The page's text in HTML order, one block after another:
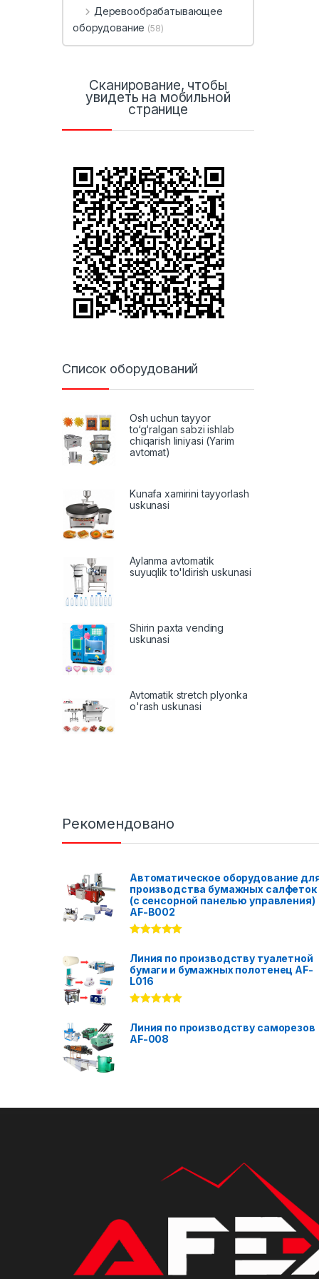
Деревообрабатывающее
оборудование (58)
Сканирование, чтобы
увидеть на мобильной
странице
Список оборудований
Osh uchun tayyor
to‘g‘ralgan sabzi ishlab
chiqarish liniyasi (Yarim
avtomat)
Kunafa xamirini tayyorlash
uskunasi
Aylanma avtomatik
suyuqlik to'ldirish uskunasi
Shirin paxta vending
uskunasi
Avtomatik stretch plyonka
o'rash uskunasi
Рекомендовано
Автоматическое оборудование
производства бумажных салфеток
(с сенсорной панелью управления)
AF-B002
out of 5
Линия по производству туалетной
бумаги и бумажных полотенец AF-
L016
out of 5
Линия по производству саморезов
AF-008